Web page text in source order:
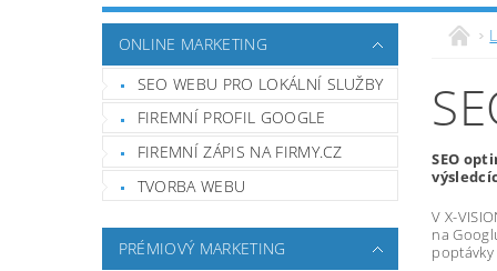
ONLINE MARKETING
SEO WEBU PRO LOKÁLNÍ SLUŽBY
FIREMNÍ PROFIL GOOGLE
FIREMNÍ ZÁPIS NA FIRMY.CZ
TVORBA WEBU
PRÉMIOVÝ MARKETING
SEO
V X-
na